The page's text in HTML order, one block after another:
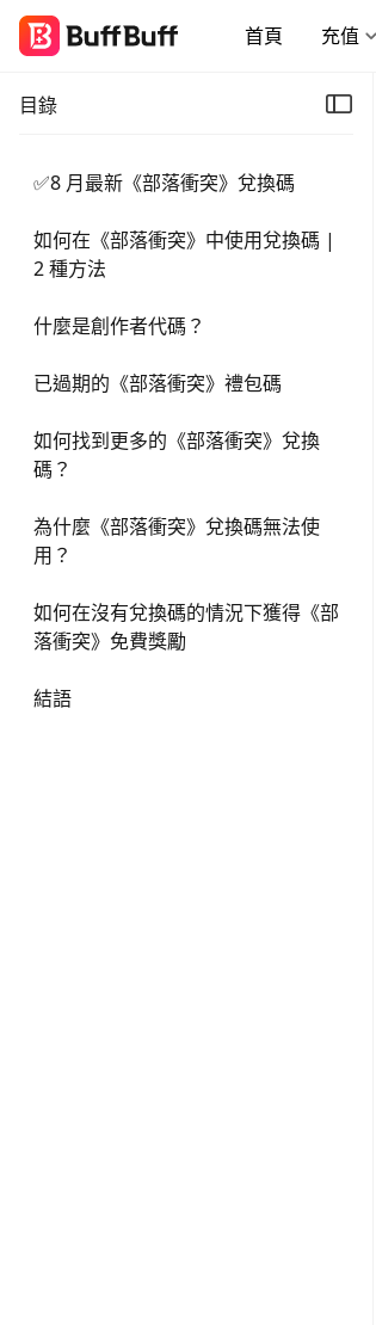
首頁 充值
目錄
✅8 月最新《部落衝突》兌換碼
如何在《部落衝突》中使用兌換碼 |
2 種方法
什麼是創作者代碼？
已過期的《部落衝突》禮包碼
如何找到更多的《部落衝突》兌換
碼？
為什麼《部落衝突》兌換碼無法使
用？
如何在沒有兌換碼的情況下獲得《部
落衝突》免費獎勵
結語